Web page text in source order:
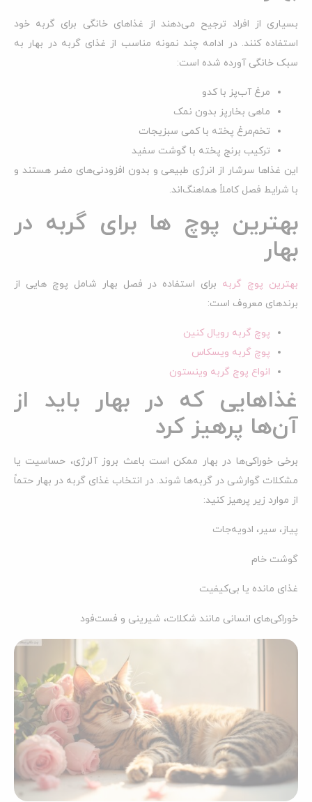
بسیاری از افراد ترجیح می‌دهند از غذاهای خانگی برای گربه خود
استفاده کنند. در ادامه چند نمونه مناسب از غذای گربه در بهار به
سبک خانگی آورده شده است:
مرغ آب‌پز با کدو
ماهی بخارپز بدون نمک
تخم‌مرغ پخته با کمی سبزیجات
ترکیب برنج پخته با گوشت سفید
این غذاها سرشار از انرژی طبیعی و بدون افزودنی‌های مضر هستند و
با شرایط فصل کاملاً هماهنگ‌اند.
بهترین پوچ ها برای گربه در
بهار
بهترین پوچ گربه برای استفاده در فصل بهار شامل پوچ هایی از
برندهای معروف است:
پوچ گربه رویال کنین
پوچ گربه ویسکاس
انواع پوچ گربه وینستون
غذاهایی که در بهار باید از
آن‌ها پرهیز کرد
برخی خوراکی‌ها در بهار ممکن است باعث بروز آلرژی، حساسیت یا
مشکلات گوارشی در گربه‌ها شوند. در انتخاب غذای گربه در بهار حتماً
از موارد زیر پرهیز کنید:
پیاز، سیر، ادویه‌جات
گوشت خام
غذای مانده یا بی‌کیفیت
خوراکی‌های انسانی مانند شکلات، شیرینی و فست‌فود